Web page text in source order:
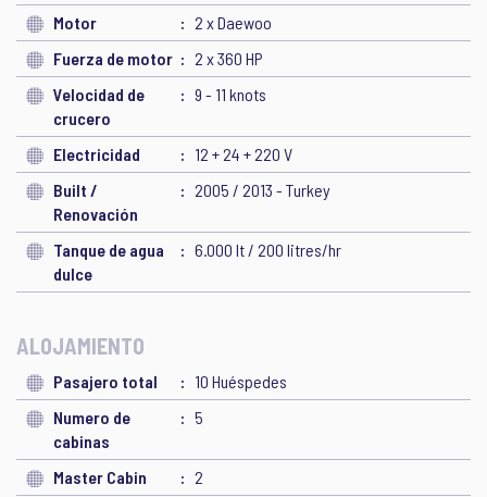
Motor
2 x Daewoo
Fuerza de motor
2 x 360 HP
Velocidad de
crucero
9 - 11 knots
Electricidad
12 + 24 + 220 V
Built /
Renovación
2005 / 2013 - Turkey
Tanque de agua
dulce
6.000 lt / 200 litres/hr
ALOJAMIENTO
Pasajero total
10 Huéspedes
Numero de
cabinas
5
Master Cabin
2